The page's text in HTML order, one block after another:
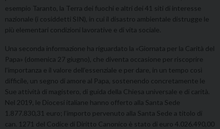
esempio Taranto, la Terra dei fuochi e altri dei 41 siti di interesse
nazionale (i cosiddetti SIN), in cui il disastro ambientale distrugge le
più elementari condizioni lavorative e di vita sociale.
Una seconda informazione ha riguardato la «Giornata per la Carità del
Papa» (domenica 27 giugno), che diventa occasione per riscoprire
l’importanza e il valore dell’essenziale e per dare, in un tempo così
difficile, un segno di amore al Papa, sostenendo concretamente le
Sue attività di magistero, di guida della Chiesa universale e di carità.
Nel 2019, le Diocesi italiane hanno offerto alla Santa Sede
1.877.830,31 euro; l’importo pervenuto alla Santa Sede a titolo di
can. 1271 del Codice di Diritto Canonico è stato di euro 4.026.490,00